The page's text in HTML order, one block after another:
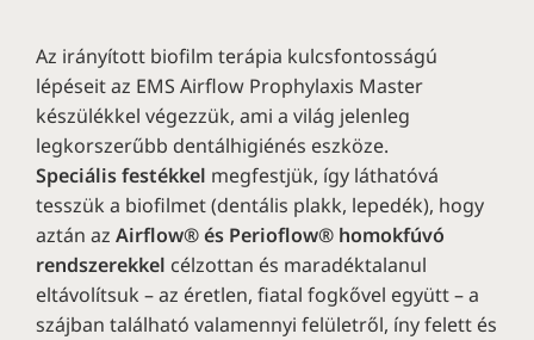
Az irányított biofilm terápia kulcsfontosságú
lépéseit az EMS Airflow Prophylaxis Master
készülékkel végezzük, ami a világ jelenleg
legkorszerűbb dentálhigiénés eszköze.
Speciális festékkel megfestjük, így láthatóvá
tesszük a biofilmet (dentális plakk, lepedék), hogy
aztán az Airflow® és Perioflow® homokfúvó
rendszerekkel célzottan és maradéktalanul
eltávolítsuk – az éretlen, fiatal fogkővel együtt – a
szájban található valamennyi felületről, íny felett és